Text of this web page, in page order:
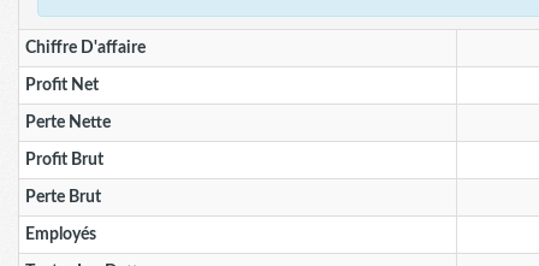
Chiffre D'affaire
Profit Net
Perte Nette
Profit Brut
Perte Brut
Employés